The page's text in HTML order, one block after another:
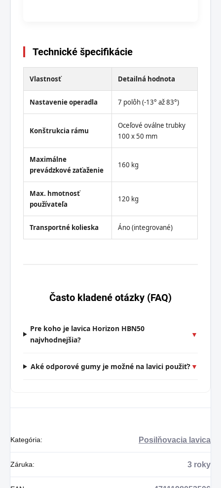
Technické špecifikácie
Vlastnosť Detailná hodnota
Nastavenie operadla 7 polôh (-13° až 83°)
Konštrukcia rámu
Oceľové oválne trubky
100 x 50 mm
Maximálne
prevádzkové zaťaženie
160 kg
Max. hmotnosť
používateľa
120 kg
Transportné kolieska Áno (integrované)
Často kladené otázky (FAQ)
Pre koho je lavica Horizon HBN50
najvhodnejšia?
▼
Aké odporové gumy je možné na lavici použiť? ▼
Kategória: Posilňovacia lavica
Záruka: 3 roky